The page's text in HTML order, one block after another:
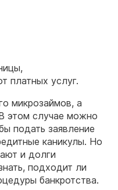
платных услуг.
микрозаймов, а
этом случае можно
подать заявление
каникулы. Но
и долги
подходит ли
банкротства.